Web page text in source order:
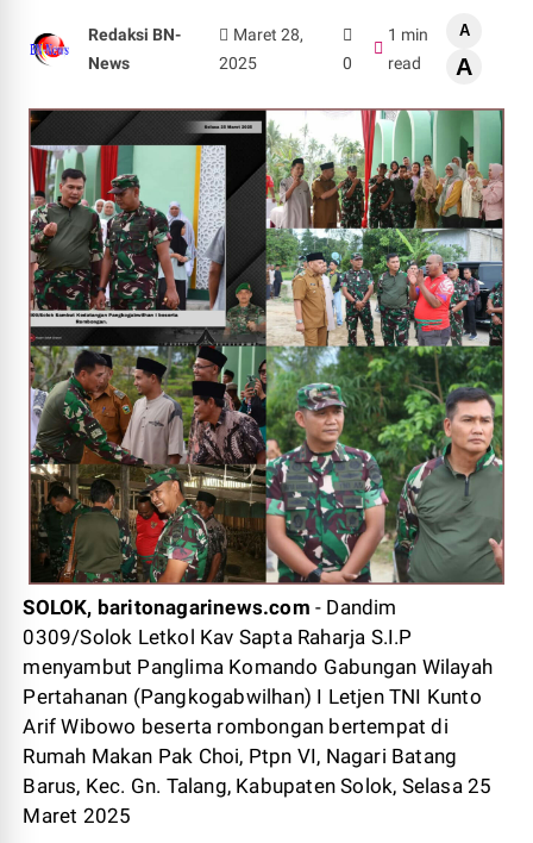
Redaksi BN-
News
Maret 28,
2025
0
1 min
read
A
A
SOLOK, baritonagarinews.com - Dandim
0309/Solok Letkol Kav Sapta Raharja S.I.P
menyambut Panglima Komando Gabungan Wilayah
Pertahanan (Pangkogabwilhan) I Letjen TNI Kunto
Arif Wibowo beserta rombongan bertempat di
Rumah Makan Pak Choi, Ptpn VI, Nagari Batang
Barus, Kec. Gn. Talang, Kabupaten Solok, Selasa 25
Maret 2025